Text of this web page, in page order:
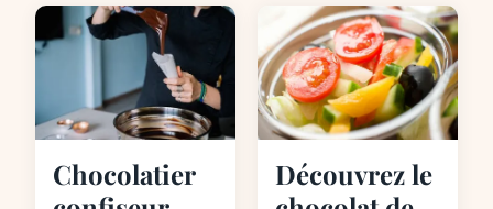
Chocolatier
Découvrez le